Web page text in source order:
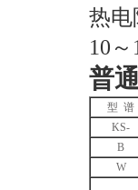
热电
10
普
型 谱
KS-
B
W